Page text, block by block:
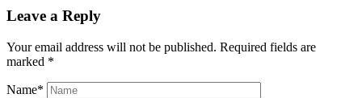
Leave a Reply
Your email address will not be published. Required fields are
marked *
Name*